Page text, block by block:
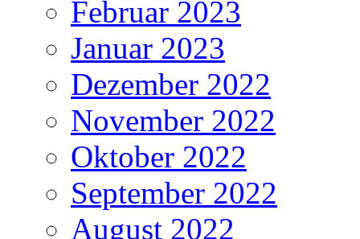
Februar 2023
Januar 2023
Dezember 2022
November 2022
Oktober 2022
September 2022
August 2022